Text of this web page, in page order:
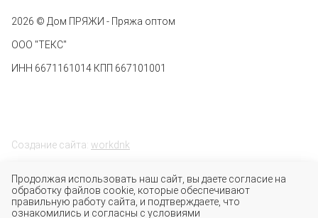
2026 © Дом ПРЯЖИ - Пряжа оптом
ООО "ТЕКС"
ИНН 6671161014 КПП 667101001
Создание сайта: workdnk
Продолжая использовать наш сайт, вы даете согласие на
обработку файлов cookie, которые обеспечивают
правильную работу сайта, и подтверждаете, что
ознакомились и согласны с условиями